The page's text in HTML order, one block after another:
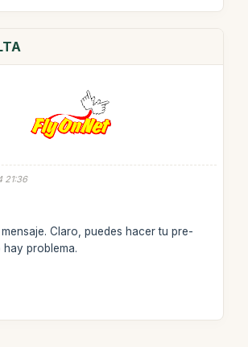
21:36
Claro, puedes hacer tu pre-
problema.